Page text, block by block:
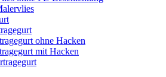
ohne Hacken
mit Hacken